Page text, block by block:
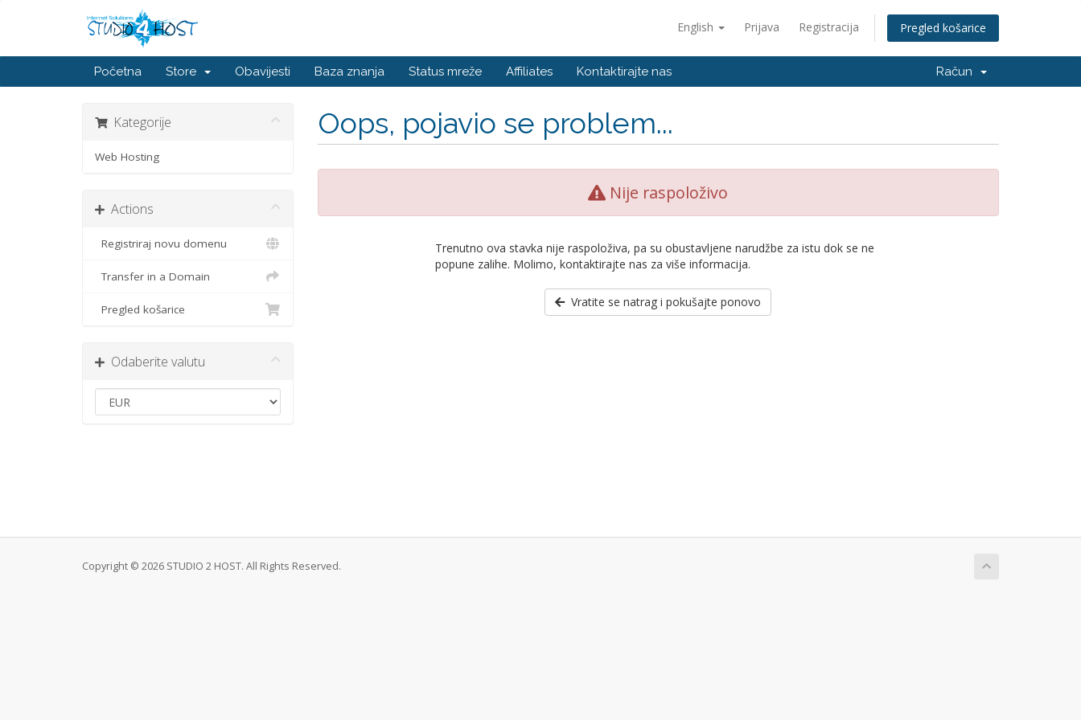
English Prijava Registracija Pregled košarice
Početna Store Obavijesti Baza znanja Status mreže Affiliates Kontaktirajte nas Račun
Kategorije
Web Hosting
Actions
Registriraj novu domenu
Transfer in a Domain
Pregled košarice
Odaberite valutu
Oops, pojavio se problem...
Nije raspoloživo
Trenutno ova stavka nije raspoloživa, pa su obustavljene narudžbe za istu dok se ne
popune zalihe. Molimo, kontaktirajte nas za više informacija.
Vratite se natrag i pokušajte ponovo
Copyright © 2026 STUDIO 2 HOST. All Rights Reserved.